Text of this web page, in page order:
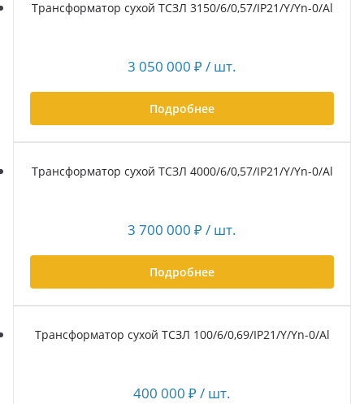
Трансформатор сухой ТСЗЛ 3150/6/0,57/IP21/Y/Yn-0/Al
3 050 000 ₽ / шт.
Подробнее
Трансформатор сухой ТСЗЛ 4000/6/0,57/IP21/Y/Yn-0/Al
3 700 000 ₽ / шт.
Подробнее
Трансформатор сухой ТСЗЛ 100/6/0,69/IP21/Y/Yn-0/Al
400 000 ₽ / шт.